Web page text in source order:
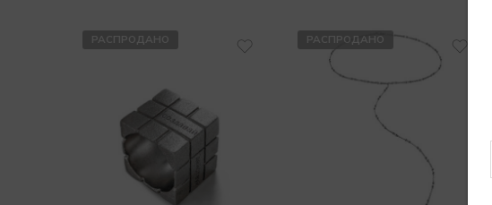
РАСПРОДАНО РАСПРОДАНО